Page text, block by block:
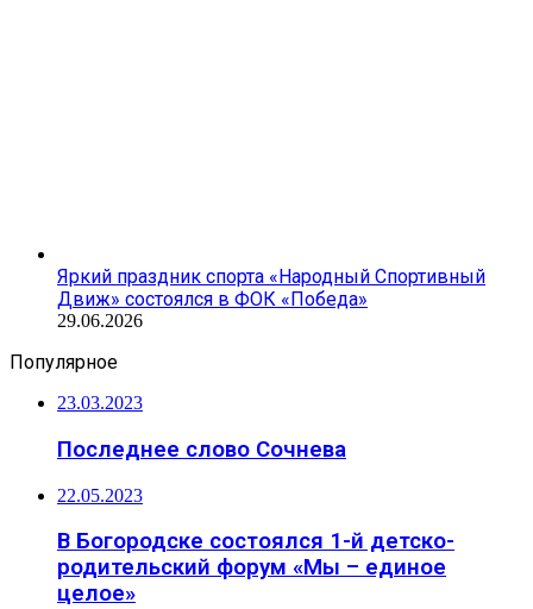
Яркий праздник спорта «Народный Спортивный
Движ» состоялся в ФОК «Победа»
29.06.2026
Популярное
23.03.2023
Последнее слово Сочнева
22.05.2023
В Богородске состоялся 1-й детско-
родительский форум «Мы – единое
целое»